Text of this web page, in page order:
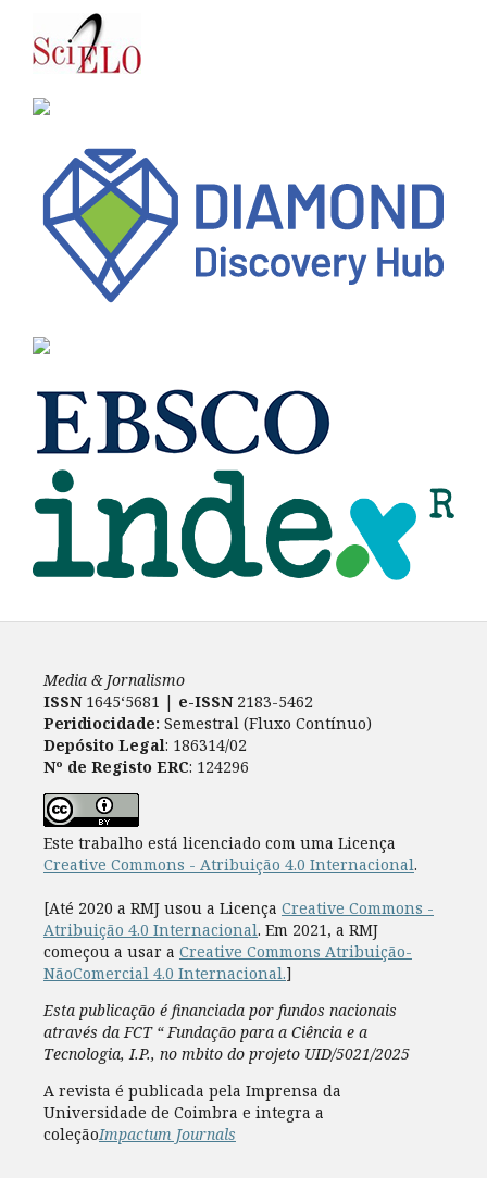
Media & Jornalismo
ISSN 1645‘5681 | e-ISSN2183-5462
Peridiocidade: Semestral (Fluxo Contínuo)
Depósito Legal: 186314/02
Nº de Registo ERC: 124296
Este trabalho está licenciado com uma Licença
Creative Commons - Atribuição 4.0 Internacional.
[Até 2020 a RMJ usou a Licença Creative Commons -
Atribuição 4.0 Internacional. Em 2021, a RMJ
começou a usar a Creative Commons Atribuição-
NãoComercial 4.0 Internacional.]
Esta publicação é financiada por fundos nacionais
através da FCT “ Fundação para a Ciência e a
Tecnologia, I.P., no mbito do projeto UID/5021/2025
A revista é publicada pela Imprensa da
Universidade de Coimbra e integra a
coleçãoImpactum Journals